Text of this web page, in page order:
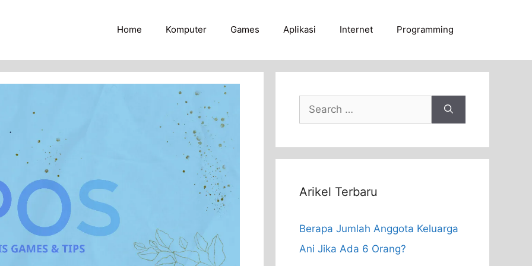
Home Komputer Games Aplikasi Internet Programming
Search
for:
Arikel Terbaru
Berapa Jumlah Anggota Keluarga
Ani Jika Ada 6 Orang?